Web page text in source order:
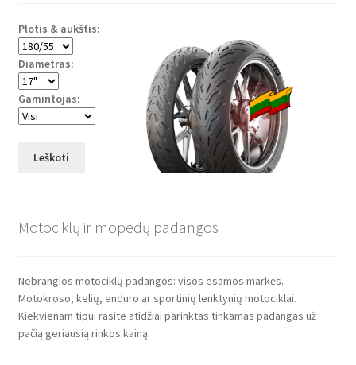
Plotis & aukštis:
Diametras:
Gamintojas:
Leškoti
Motociklų ir mopedų padangos
Nebrangios motociklų padangos: visos esamos markės.
Motokroso, kelių, enduro ar sportinių lenktynių motociklai.
Kiekvienam tipui rasite atidžiai parinktas tinkamas padangas už
pačią geriausią rinkos kainą.